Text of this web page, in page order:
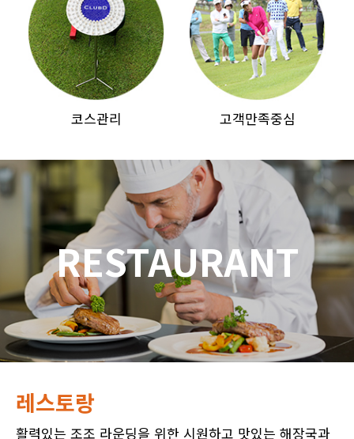
코스관리 고객만족중심
RESTAURANT
레스토랑
활력있는 조조 라운딩을 위한 시원하고 맛있는 해장국과